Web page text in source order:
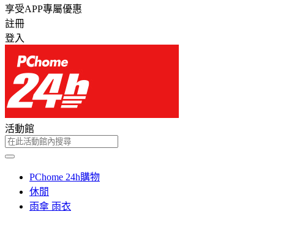
享受APP專屬優惠
註冊
登入
活動館
PChome 24h購物
休閒
雨傘 雨衣